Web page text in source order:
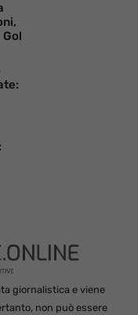
giornalistica e viene
non può essere